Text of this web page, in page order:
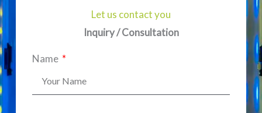
Let us contact you
Inquiry / Consultation
Name